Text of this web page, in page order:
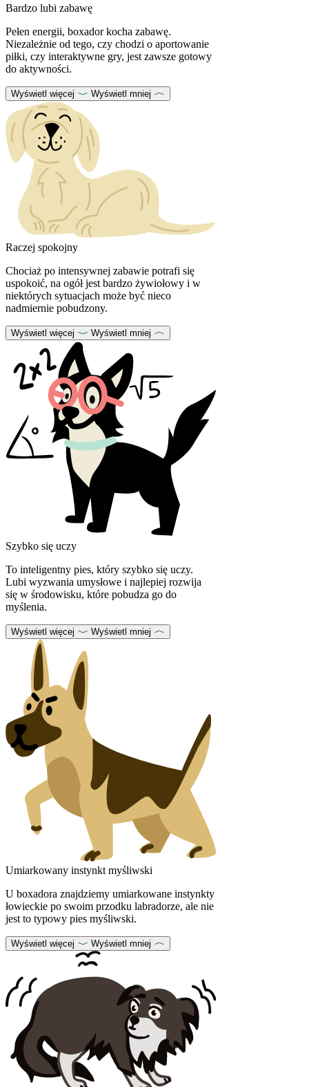
Bardzo lubi zabawę
Pełen energii, boxador kocha zabawę.
Niezależnie od tego, czy chodzi o aportowanie
piłki, czy interaktywne gry, jest zawsze gotowy
do aktywności.
Wyświetl więcej Wyświetl mniej
Raczej spokojny
Chociaż po intensywnej zabawie potrafi się
uspokoić, na ogół jest bardzo żywiołowy i w
niektórych sytuacjach może być nieco
nadmiernie pobudzony.
Wyświetl więcej Wyświetl mniej
Szybko się uczy
To inteligentny pies, który szybko się uczy.
Lubi wyzwania umysłowe i najlepiej rozwija
się w środowisku, które pobudza go do
myślenia.
Wyświetl więcej Wyświetl mniej
Umiarkowany instynkt myśliwski
U boxadora znajdziemy umiarkowane instynkty
łowieckie po swoim przodku labradorze, ale nie
jest to typowy pies myśliwski.
Wyświetl więcej Wyświetl mniej